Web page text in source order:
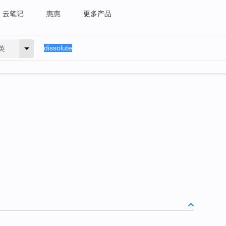
云笔记 惠惠 更多产品